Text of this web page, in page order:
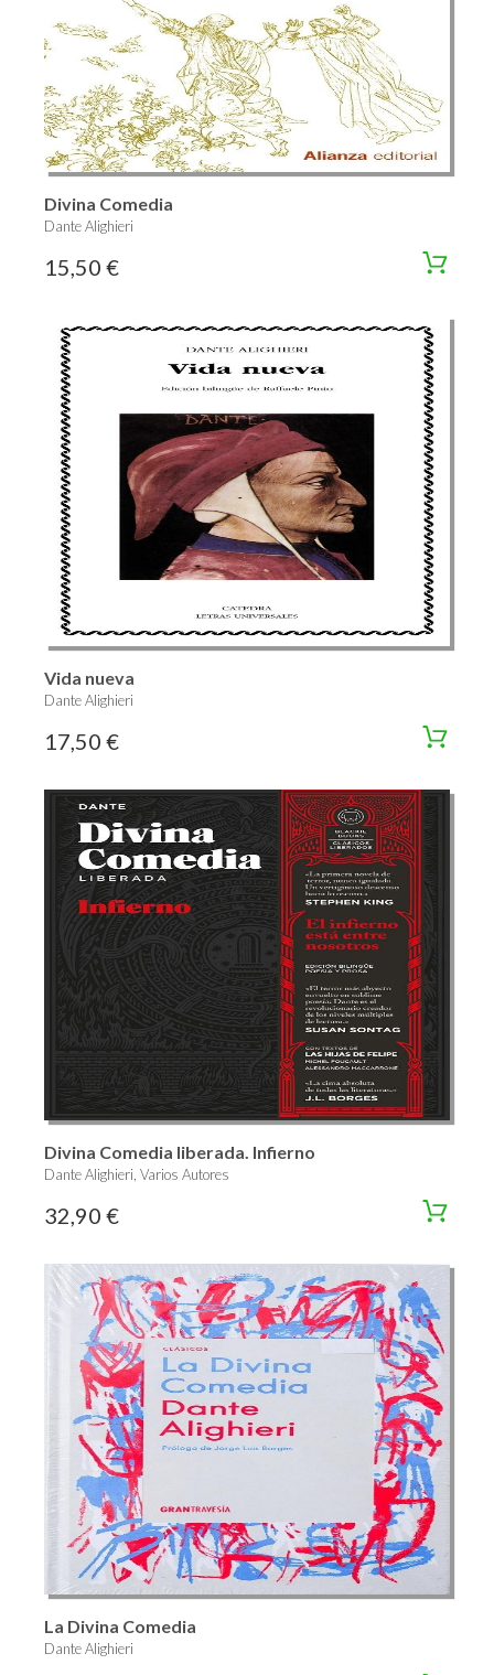
Divina Comedia
Dante Alighieri
15,50 €
Vida nueva
Dante Alighieri
17,50 €
Divina Comedia liberada. Infierno
Dante Alighieri, Varios Autores
32,90 €
La Divina Comedia
Dante Alighieri